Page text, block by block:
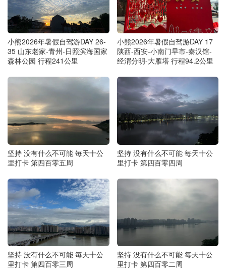
小熊2026年暑假自驾游DAY 26-
35 山东老家-青州-日照滨海国家
森林公园 行程241公里
小熊2026年暑假自驾游DAY 17
陕西-西安-小南门早市-秦汉馆-
经渭分明-大雁塔 行程94.2公里
坚持 没有什么不可能 毎天十公
里打卡 第四百零五周
坚持 没有什么不可能 毎天十公
里打卡 第四百零四周
坚持 没有什么不可能 毎天十公
里打卡 第四百零三周
坚持 没有什么不可能 毎天十公
里打卡 第四百零二周